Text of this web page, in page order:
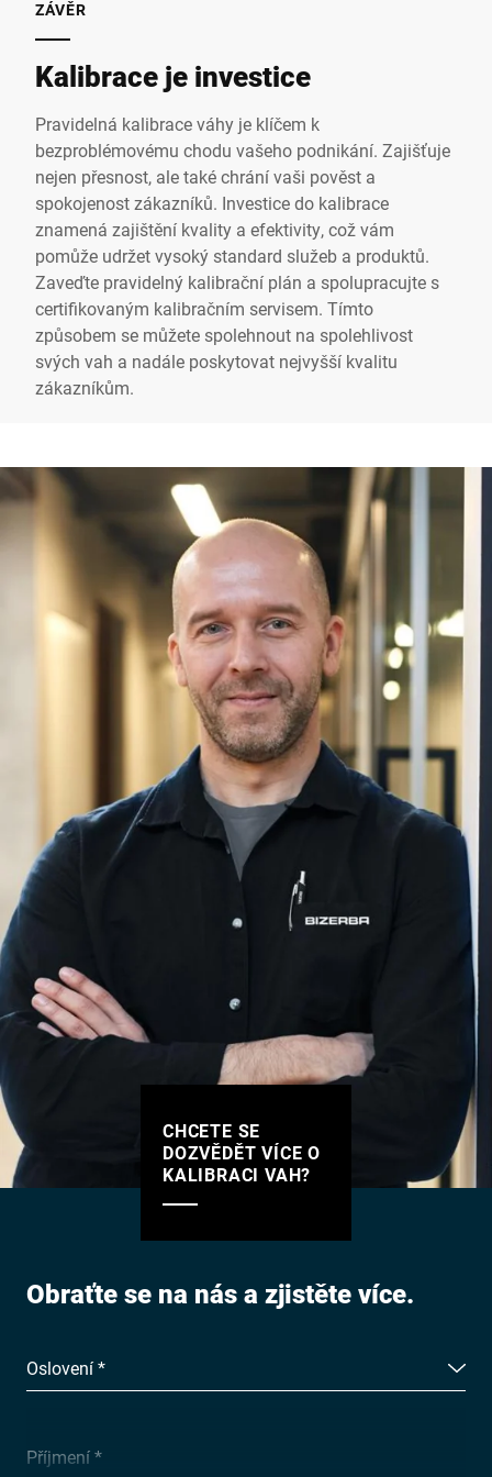
ZÁVĚR
Kalibrace je investice
Pravidelná kalibrace váhy je klíčem k
bezproblémovému chodu vašeho podnikání. Zajišťuje
nejen přesnost, ale také chrání vaši pověst a
spokojenost zákazníků. Investice do kalibrace
znamená zajištění kvality a efektivity, což vám
pomůže udržet vysoký standard služeb a produktů.
Zaveďte pravidelný kalibrační plán a spolupracujte s
certifikovaným kalibračním servisem. Tímto
způsobem se můžete spolehnout na spolehlivost
svých vah a nadále poskytovat nejvyšší kvalitu
zákazníkům.
CHCETE SE
DOZVĚDĚT VÍCE O
KALIBRACI VAH?
Obraťte se na nás a zjistěte více.
Oslovení *
Příjmení *